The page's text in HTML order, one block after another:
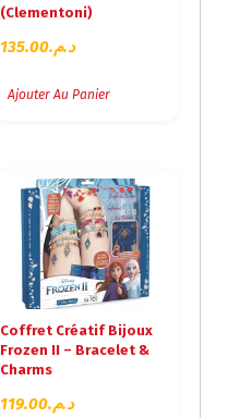
(Clementoni)
د.م.135.00
Ajouter Au Panier
Coffret Créatif Bijoux
Frozen II – Bracelet &
Charms
د.م.119.00